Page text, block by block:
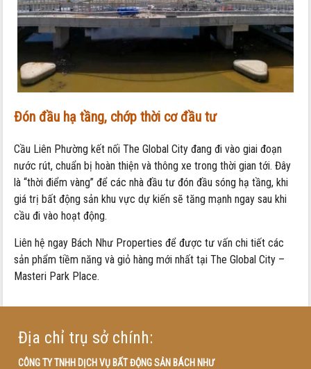
Đón đầu hạ tầng, chớp thời cơ đầu tư
Cầu Liên Phường kết nối The Global City đang đi vào giai đoạn
nước rút, chuẩn bị hoàn thiện và thông xe trong thời gian tới. Đây
là “thời điểm vàng” để các nhà đầu tư đón đầu sóng hạ tầng, khi
giá trị bất động sản khu vực dự kiến sẽ tăng mạnh ngay sau khi
cầu đi vào hoạt động.
Liên hệ ngay Bách Như Properties để được tư vấn chi tiết các
sản phẩm tiềm năng và giỏ hàng mới nhất tại The Global City –
Masteri Park Place.
Địa chỉ trụ sở chính:
CÔNG TY TNHH DỊCH VỤ BẤT ĐỘNG SẢN BÁCH NHƯ